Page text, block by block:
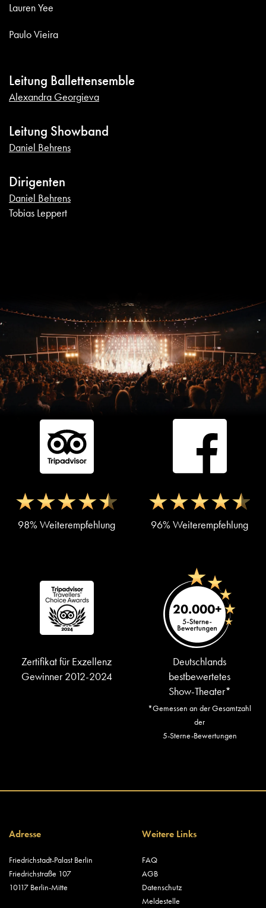
Lauren Yee
Paulo Vieira
Leitung Ballettensemble
Alexandra Georgieva
Leitung Showband
Daniel Behrens
Dirigenten
Daniel Behrens
Tobias Leppert
98% Weiterempfehlung 96% Weiterempfehlung
Zertifikat für Exzellenz
Gewinner 2012-2024
Deutschlands
bestbewertetes
Show-Theater*
*Gemessen an der Gesamtzahl
der
5-Sterne-Bewertungen
Adresse
Friedrichstadt-Palast Berlin
Friedrichstraße 107
10117 Berlin-Mitte
Weitere Links
FAQ
AGB
Datenschutz
Meldestelle